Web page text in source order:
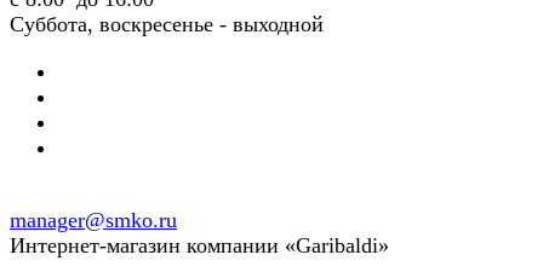
Суббота, воскресенье - выходной
manager@smko.ru
Интернет-магазин компании «Garibaldi»